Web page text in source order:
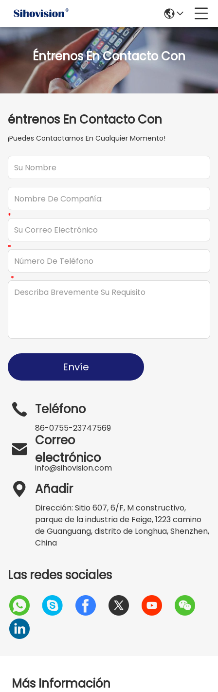
Éntrenos En Contacto Con
éntrenos En Contacto Con
¡Puedes Contactarnos En Cualquier Momento!
Envíe
Teléfono
86-0755-23747569
 Correo
electrónico
info@sihovision.com
 Añadir
Dirección: Sitio 607, 6/F, M constructivo,
parque de la industria de Feige, 1223 camino
de Guanguang, distrito de Longhua, Shenzhen,
China
Las redes sociales
Más Información